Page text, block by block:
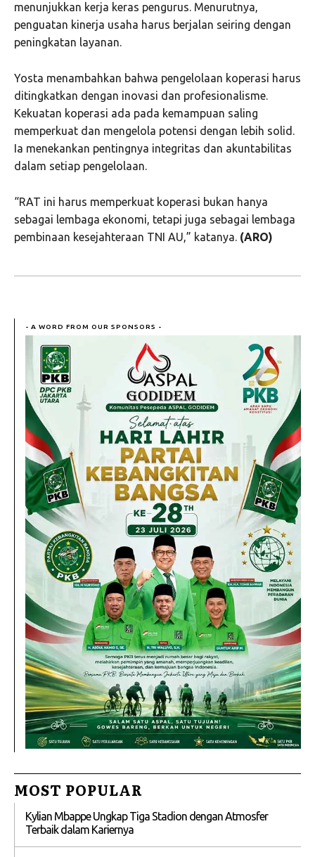
menunjukkan kerja keras pengurus. Menurutnya,
penguatan kinerja usaha harus berjalan seiring dengan
peningkatan layanan.
Yosta menambahkan bahwa pengelolaan koperasi harus
ditingkatkan dengan inovasi dan profesionalisme.
Kekuatan koperasi ada pada kemampuan saling
memperkuat dan mengelola potensi dengan lebih solid.
Ia menekankan pentingnya integritas dan akuntabilitas
dalam setiap pengelolaan.
“RAT ini harus memperkuat koperasi bukan hanya
sebagai lembaga ekonomi, tetapi juga sebagai lembaga
pembinaan kesejahteraan TNI AU,” katanya. (ARO)
- A WORD FROM OUR SPONSORS -
MOST POPULAR
Kylian Mbappe Ungkap Tiga Stadion dengan Atmosfer
Terbaik dalam Kariernya